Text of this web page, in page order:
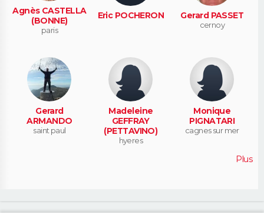
Agnès CASTELLA
(BONNE)
paris
Eric POCHERON Gerard PASSET
cernoy
Gerard
ARMANDO
saint paul
Madeleine
GEFFRAY
(PETTAVINO)
hyeres
Monique
PIGNATARI
cagnes sur mer
Plus